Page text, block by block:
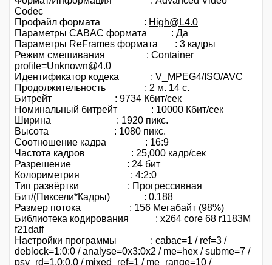
Codec
Профайл формата : High@L4.0
Параметры CABAC формата : Да
Параметры ReFrames формата : 3 кадры
Режим смешивания : Container
profile=Unknown@4.0
Идентификатор кодека : V_MPEG4/ISO/AVC
Продолжительность : 2 м. 14 с.
Битрейт : 9734 Кбит/сек
Номинальный битрейт : 10000 Кбит/сек
Ширина : 1920 пикс.
Высота : 1080 пикс.
Соотношение кадра : 16:9
Частота кадров : 25,000 кадр/сек
Разрешение : 24 бит
Колориметрия : 4:2:0
Тип развёртки : Прогрессивная
Бит/(Пиксели*Кадры) : 0.188
Размер потока : 156 Мегабайт (98%)
Библиотека кодирования : x264 core 68 r1183M
f21daff
Настройки программы : cabac=1 / ref=3 /
deblock=1:0:0 / analyse=0x3:0x2 / me=hex / subme=7 /
psy_rd=1.0:0.0 / mixed_ref=1 / me_range=10 /